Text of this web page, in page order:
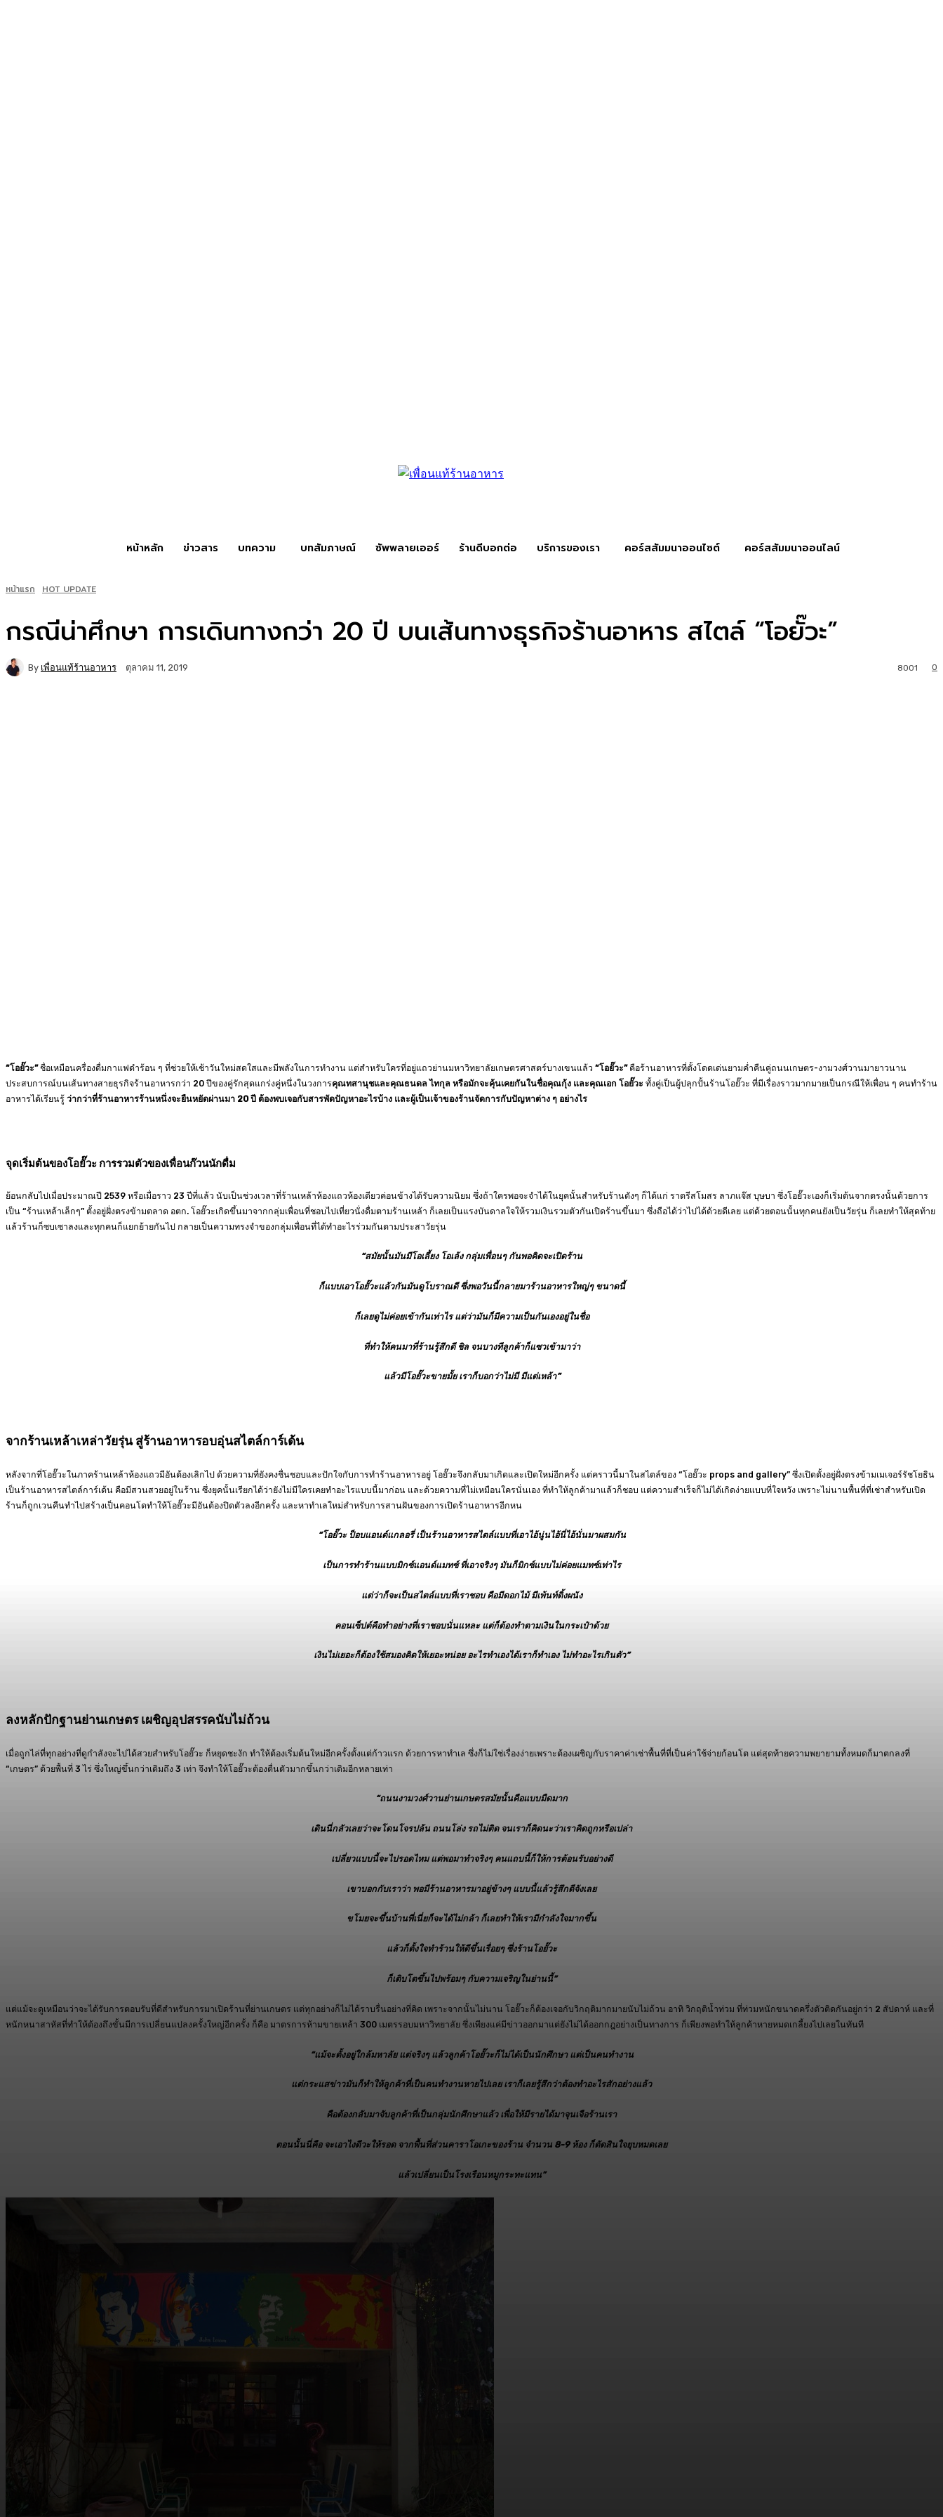
หน้าหลัก ข่าวสาร บทความ บทสัมภาษณ์ ซัพพลายเออร์ ร้านดีบอกต่อ บริการของเรา คอร์สสัมมนาออนไซต์ คอร์สสัมมนาออนไลน์
หน้าแรก HOT UPDATE
กรณีน่าศึกษา การเดินทางกว่า 20 ปี บนเส้นทางธุรกิจร้านอาหาร สไตล์ “โอยั๊วะ”
By เพื่อนแท้ร้านอาหาร ตุลาคม 11, 2019 0
8001
“โอยั๊วะ”ชื่อเหมือนครื่องดื่มกาแฟดำร้อน ๆ ที่ช่วยให้เช้าวันใหม่สดใสและมีพลังในการทำงาน แต่สำหรับใครที่อยู่แถวย่านมหาวิทยาลัยเกษตรศาสตร์บางเขนแล้ว “โอยั๊วะ”คือร้านอาหารที่ตั้งโดดเด่นยามค่ำคืนคู่ถนนเกษตร-งามวงศ์วานมายาวนาน
ประสบการณ์บนเส้นทางสายธุรกิจร้านอาหารกว่า 20 ปีของคู่รักสุดแกร่งคู่หนึ่งในวงการคุณทสานุชและคุณธนดล ไทกุล หรือมักจะคุ้นเคยกันในชื่อคุณกุ้ง และคุณเอก โอยั๊วะ ทั้งคู่เป็นผู้ปลุกปั้นร้านโอยั๊วะ ที่มีเรื่องราวมากมายเป็นกรณีให้เพื่อน ๆ คนทำร้าน
อาหารได้เรียนรู้ ว่ากว่าที่ร้านอาหารร้านหนึ่งจะยืนหยัดผ่านมา 20 ปี ต้องพบเจอกับสารพัดปัญหาอะไรบ้าง และผู้เป็นเจ้าของร้านจัดการกับปัญหาต่าง ๆ อย่างไร
จุดเริ่มต้นของโอยั๊วะ การรวมตัวของเพื่อนก๊วนนักดื่ม
ย้อนกลับไปเมื่อประมาณปี 2539 หรือเมื่อราว 23 ปีที่แล้ว นับเป็นช่วงเวลาที่ร้านเหล้าห้องแถวห้องเดียวค่อนข้างได้รับความนิยม ซึ่งถ้าใครพอจะจำได้ในยุคนั้นสำหรับร้านดังๆ ก็ได้แก่ ราตรีสโมสร ลาภแจ๊ส บุษบา ซึ่งโอยั๊วะเองก็เริ่มต้นจากตรงนั้นด้วยการ
เป็น “ร้านเหล้าเล็กๆ” ตั้งอยู่ฝั่งตรงข้ามตลาด อตก. โอยั๊วะเกิดขึ้นมาจากกลุ่มเพื่อนที่ชอบไปเที่ยวนั่งดื่มตามร้านเหล้า ก็เลยเป็นแรงบันดาลใจให้รวมเงินรวมตัวกันเปิดร้านขึ้นมา ซึ่งถือได้ว่าไปได้ด้วยดีเลย แต่ด้วยตอนนั้นทุกคนยังเป็นวัยรุ่น ก็เลยทำให้สุดท้าย
แล้วร้านก็ซบเซาลงและทุกคนก็แยกย้ายกันไป กลายเป็นความทรงจำของกลุ่มเพื่อนที่ได้ทำอะไรร่วมกันตามประสาวัยรุ่น
“สมัยนั้นมันมีโอเลี้ยง โอเล้ง กลุ่มเพื่อนๆ กันพอคิดจะเปิดร้าน
ก็แบบเอาโอยั๊วะแล้วกันมันดูโบราณดี ซึ่งพอวันนี้กลายมาร้านอาหารใหญ่ๆ ขนาดนี้
ก็เลยดูไม่ค่อยเข้ากันเท่าไร แต่ว่ามันก็มีความเป็นกันเองอยู่ในชื่อ
ที่ทำให้คนมาที่ร้านรู้สึกดี ชิล จนบางทีลูกค้าก็แซวเข้ามาว่า
แล้วมีโอยั๊วะขายมั้ย เราก็บอกว่าไม่มี มีแต่เหล้า”
จากร้านเหล้าเหล่าวัยรุ่น สู่ร้านอาหารอบอุ่นสไตล์การ์เด้น
หลังจากที่โอยั๊วะในภาคร้านเหล้าห้องแถวมีอันต้องเลิกไป ด้วยความที่ยังคงชื่นชอบและปักใจกับการทำร้านอาหารอยู่ โอยั๊วะจึงกลับมาเกิดและเปิดใหม่อีกครั้ง แต่คราวนี้มาในสไตล์ของ “โอยั๊วะ props and gallery” ซึ่งเปิดตั้งอยู่ฝั่งตรงข้ามเมเจอร์รัชโยธิน
เป็นร้านอาหารสไตล์การ์เด้น คือมีสวนสวยอยู่ในร้าน ซึ่งยุคนั้นเรียกได้ว่ายังไม่มีใครเคยทำอะไรแบบนี้มาก่อน และด้วยความที่ไม่เหมือนใครนั่นเอง ที่ทำให้ลูกค้ามาแล้วก็ชอบ แต่ความสำเร็จก็ไม่ได้เกิดง่ายแบบที่ใจหวัง เพราะไม่นานพื้นที่ที่เช่าสำหรับเปิด
ร้านก็ถูกเวนคืนทำไปสร้างเป็นคอนโดทำให้โอยั๊วะมีอันต้องปิดตัวลงอีกครั้ง และหาทำเลใหม่สำหรับการสานฝันของการเปิดร้านอาหารอีกหน
“โอยั๊วะ ป็อบแอนด์แกลอรี่ เป็นร้านอาหารสไตล์แบบที่เอาไอ้นู่นไอ้นี่ไอ้นั่นมาผสมกัน
เป็นการทำร้านแบบมิกซ์แอนด์แมทซ์ ที่เอาจริงๆ มันก็มิกซ์แบบไม่ค่อยแมทซ์เท่าไร
แต่ว่าก็จะเป็นสไตล์แบบที่เราชอบ คือมีดอกไม้ มีเพ้นท์ติ้งผนัง
คอนเซ็ปต์คือทำอย่างที่เราชอบนั่นแหละ แต่ก็ต้องทำตามเงินในกระเป๋าด้วย
เงินไม่เยอะก็ต้องใช้สมองคิดให้เยอะหน่อย อะไรทำเองได้เราก็ทำเอง ไม่ทำอะไรเกินตัว”
ลงหลักปักฐานย่านเกษตร เผชิญอุปสรรคนับไม่ถ้วน
เมื่อถูกไล่ที่ทุกอย่างที่ดูกำลังจะไปได้สวยสำหรับโอยั๊วะ ก็หยุดชะงัก ทำให้ต้องเริ่มต้นใหม่อีกครั้งตั้งแต่ก้าวแรก ด้วยการหาทำเล ซึ่งก็ไม่ใช่เรื่องง่ายเพราะต้องเผชิญกับราคาค่าเช่าพื้นที่ที่เป็นค่าใช้จ่ายก้อนโต แต่สุดท้ายความพยายามทั้งหมดก็มาตกลงที่
“เกษตร” ด้วยพื้นที่ 3 ไร่ ซึ่งใหญ่ขึ้นกว่าเดิมถึง 3 เท่า จึงทำให้โอยั๊วะต้องตื่นตัวมากขึ้นกว่าเดิมอีกหลายเท่า
“ถนนงามวงศ์วานย่านเกษตรสมัยนั้นคือแบบมืดมาก
เดินนี่กลัวเลยว่าจะโดนโจรปล้น ถนนโล่ง รถไม่ติด จนเราก็คิดนะว่าเราคิดถูกหรือเปล่า
เปลี่ยวแบบนี้จะไปรอดไหม แต่พอมาทำจริงๆ คนแถบนี้ก็ให้การต้อนรับอย่างดี
เขาบอกกับเราว่า พอมีร้านอาหารมาอยู่ข้างๆ แบบนี้แล้วรู้สึกดีจังเลย
ขโมยจะขึ้นบ้านพี่เนี่ยก็จะได้ไม่กล้า ก็เลยทำให้เรามีกำลังใจมากขึ้น
แล้วก็ตั้งใจทำร้านให้ดีขึ้นเรื่อยๆ ซึ่งร้านโอยั๊วะ
ก็เติบโตขึ้นไปพร้อมๆ กับความเจริญในย่านนี้”
แต่แม้จะดูเหมือนว่าจะได้รับการตอบรับที่ดีสำหรับการมาเปิดร้านที่ย่านเกษตร แต่ทุกอย่างก็ไม่ได้ราบรื่นอย่างที่คิด เพราะจากนั้นไม่นาน โอยั๊วะก็ต้องเจอกับวิกฤติมากมายนับไม่ถ้วน อาทิ วิกฤติน้ำท่วม ที่ท่วมหนักขนาดครึ่งตัวติดกันอยู่กว่า 2 สัปดาห์ และที่
หนักหนาสาหัสที่ทำให้ต้องถึงขั้นมีการเปลี่ยนแปลงครั้งใหญ่อีกครั้ง ก็คือ มาตรการห้ามขายเหล้า 300 เมตรรอบมหาวิทยาลัย ซึ่งเพียงแค่มีข่าวออกมาแต่ยังไม่ได้ออกกฎอย่างเป็นทางการ ก็เพียงพอทำให้ลูกค้าหายหมดเกลี้ยงไปเลยในทันที
“แม้จะตั้งอยู่ใกล้มหาลัย แต่จริงๆ แล้วลูกค้าโอยั๊วะก็ไม่ได้เป็นนักศึกษา แต่เป็นคนทำงาน
แต่กระแสข่าวมันก็ทำให้ลูกค้าที่เป็นคนทำงานหายไปเลย เราก็เลยรู้สึกว่าต้องทำอะไรสักอย่างแล้ว
คือต้องกลับมาจับลูกค้าที่เป็นกลุ่มนักศึกษาแล้ว เพื่อให้มีรายได้มาจุนเจือร้านเรา
ตอนนั้นนี่คือ จะเอาไงดีวะให้รอด จากพื้นที่ส่วนคาราโอเกะของร้าน จำนวน 8-9 ห้อง ก็ตัดสินใจยุบหมดเลย
แล้วเปลี่ยนเป็นโรงเรือนหมูกระทะแทน”